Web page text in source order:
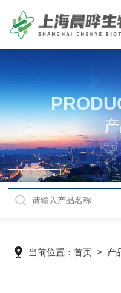
当前位置：首页 > 产